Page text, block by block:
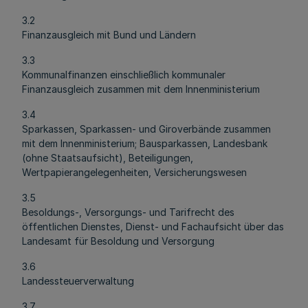
3.2
Finanzausgleich mit Bund und Ländern
3.3
Kommunalfinanzen einschließlich kommunaler
Finanzausgleich zusammen mit dem Innenministerium
3.4
Sparkassen, Sparkassen- und Giroverbände zusammen
mit dem Innenministerium; Bausparkassen, Landesbank
(ohne Staatsaufsicht), Beteiligungen,
Wertpapierangelegenheiten, Versicherungswesen
3.5
Besoldungs-, Versorgungs- und Tarifrecht des
öffentlichen Dienstes, Dienst- und Fachaufsicht über das
Landesamt für Besoldung und Versorgung
3.6
Landessteuerverwaltung